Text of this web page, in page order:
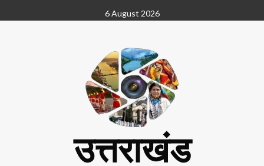
to
6 August 2026
उत्तराखंड